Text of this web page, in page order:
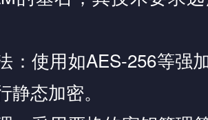
：使用如AES-256等强
静态加密。